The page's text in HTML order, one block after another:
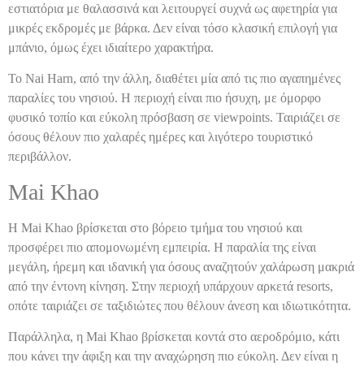
εστιατόρια με θαλασσινά και λειτουργεί συχνά ως αφετηρία για
μικρές εκδρομές με βάρκα. Δεν είναι τόσο κλασική επιλογή για
μπάνιο, όμως έχει ιδιαίτερο χαρακτήρα.
Το Nai Harn, από την άλλη, διαθέτει μία από τις πιο αγαπημένες
παραλίες του νησιού. Η περιοχή είναι πιο ήσυχη, με όμορφο
φυσικό τοπίο και εύκολη πρόσβαση σε viewpoints. Ταιριάζει σε
όσους θέλουν πιο χαλαρές ημέρες και λιγότερο τουριστικό
περιβάλλον.
Mai Khao
Η Mai Khao βρίσκεται στο βόρειο τμήμα του νησιού και
προσφέρει πιο απομονωμένη εμπειρία. Η παραλία της είναι
μεγάλη, ήρεμη και ιδανική για όσους αναζητούν χαλάρωση μακριά
από την έντονη κίνηση. Στην περιοχή υπάρχουν αρκετά resorts,
οπότε ταιριάζει σε ταξιδιώτες που θέλουν άνεση και ιδιωτικότητα.
Παράλληλα, η Mai Khao βρίσκεται κοντά στο αεροδρόμιο, κάτι
που κάνει την άφιξη και την αναχώρηση πιο εύκολη. Δεν είναι η